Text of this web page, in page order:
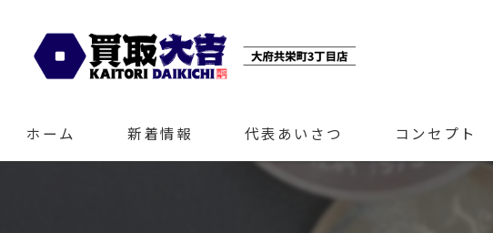
ホーム 新着情報 代表あいさつ コンセプト